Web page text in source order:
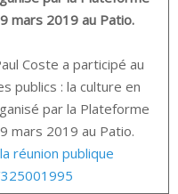
mars 2019 au Patio.
Coste a participé au
publics : la culture en
par la Plateforme
mars 2019 au Patio.
réunion publique